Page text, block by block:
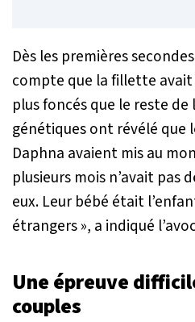
Dès les premières
compte que la fillette avait
plus foncés que le reste de
génétiques ont révélé que
Daphna avaient mis au
plusieurs mois n’avait pas
eux. Leur bébé était
étrangers », a indiqué
Une épreuve
couples